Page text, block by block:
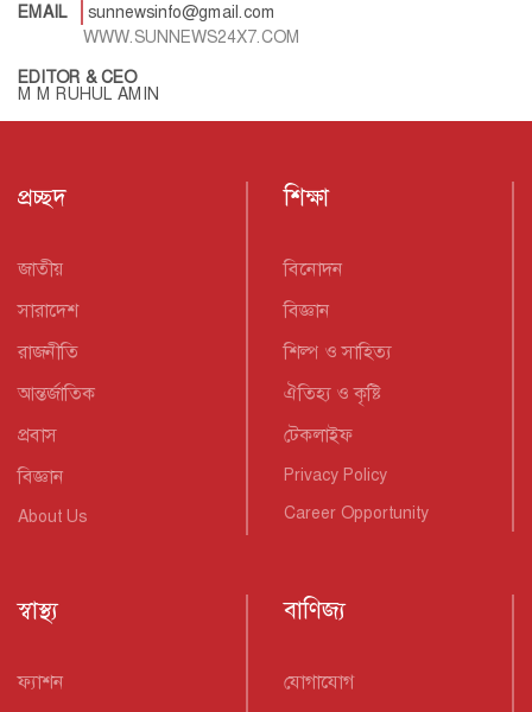
EMAIL
sunnewsinfo@gmail.com
WWW.SUNNEWS24X7.COM
EDITOR & CEO
M M RUHUL AMIN
প্রচ্ছদ
জাতীয়
সারাদেশ
রাজনীতি
আন্তর্জাতিক
প্রবাস
বিজ্ঞান
About Us
শিক্ষা
বিনোদন
বিজ্ঞান
শিল্প ও সাহিত্য
ঐতিহ্য ও কৃষ্টি
টেকলাইফ
Privacy Policy
Career Opportunity
স্বাস্থ্য
ফ্যাশন
বাণিজ্য
যোগাযোগ